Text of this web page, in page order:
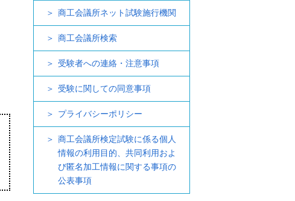
商工会議所ネット試験施行機関
商工会議所検索
受験者への連絡・注意事項
受験に関しての同意事項
プライバシーポリシー
商工会議所検定試験に係る個人
情報の利用目的、共同利用およ
び匿名加工情報に関する事項の
公表事項